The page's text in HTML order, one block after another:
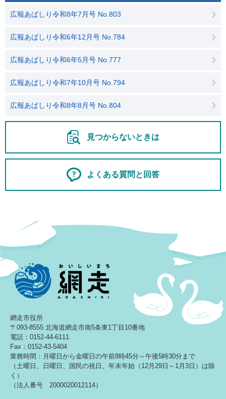
広報あばしり令和8年7月号 No.803
広報あばしり令和6年12月号 No.784
広報あばしり令和6年5月号 No.777
広報あばしり令和7年10月号 No.794
広報あばしり令和8年8月号 No.804
見つからないときは
よくある質問と回答
網走市役所
〒093-8555 北海道網走市南5条東1丁目10番地
電話：0152-44-6111
Fax：0152-43-5404
業務時間：月曜日から金曜日の午前8時45分～午後5時30分まで
（土曜日、日曜日、国民の祝日、年末年始（12月29日～1月3日）は除
く）
（法人番号 2000020012114）